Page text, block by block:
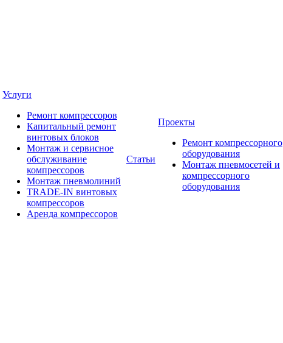
Услуги
Ремонт компрессоров
Капитальный ремонт
винтовых блоков
Монтаж и сервисное
обслуживание
компрессоров
Монтаж пневмолиний
TRADE-IN винтовых
компрессоров
Аренда компрессоров
Статьи
Проекты
Ремонт компрессорного
оборудования
Монтаж пневмосетей и
компрессорного
оборудования